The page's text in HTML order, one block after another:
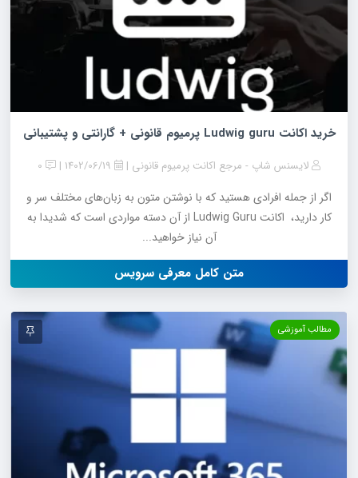
خرید اکانت Ludwig guru پرمیوم قانونی + گارانتی و پشتیبانی
لایسنس شاپ - مرجع اکانت پرمیوم قانونی
اگر از جمله افرادی هستید که با نوشتن متون به زبان‌های مختلف سر و
کار دارید، اکانت Ludwig Guru از آن دسته مواردی است که شدیدا به
آن نیاز خواهید...
متن کامل معرفی سرویس
مطالب آموزشی